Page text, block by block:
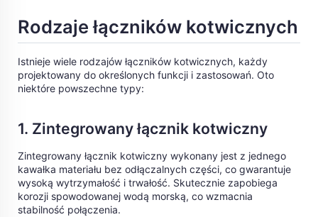
Rodzaje łączników kotwicznych
Istnieje wiele rodzajów łączników kotwicznych, każdy
projektowany do określonych funkcji i zastosowań. Oto
niektóre powszechne typy:
1. Zintegrowany łącznik kotwiczny
Zintegrowany łącznik kotwiczny wykonany jest z jednego
kawałka materiału bez odłączalnych części, co gwarantuje
wysoką wytrzymałość i trwałość. Skutecznie zapobiega
korozji spowodowanej wodą morską, co wzmacnia
stabilność połączenia.